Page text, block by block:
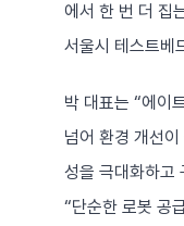
에서 한 번 더 집
서울시 테스트베
박 대표는 “에이
넘어 환경 개선
성을 극대화하고
“단순한 로봇 공